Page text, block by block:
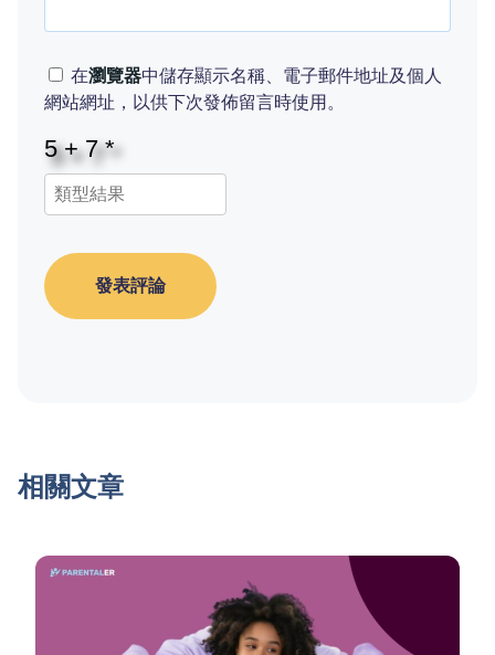
在瀏覽器中儲存顯示名稱、電子郵件地址及個人
網站網址，以供下次發佈留言時使用。
發表評論
相關文章